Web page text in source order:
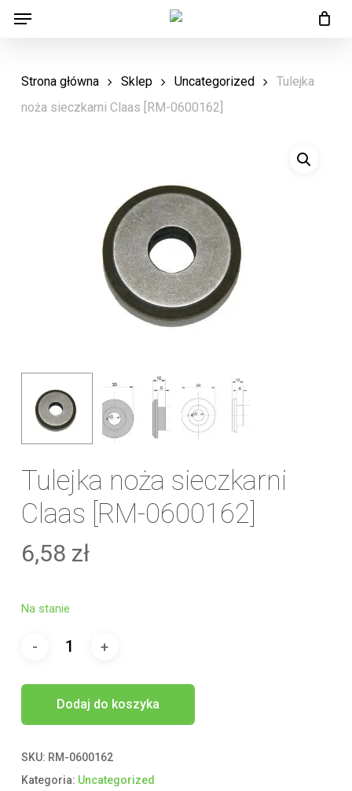
Skip
content
Menu
Strona główna Sklep Uncategorized
Tulejka
noża sieczkarni Claas [RM-0600162]
Tulejka noża sieczkarni
Claas [RM-0600162]
6,58 zł
Na stanie
Dodaj do koszyka
SKU: RM-0600162
Kategoria: Uncategorized
Menu